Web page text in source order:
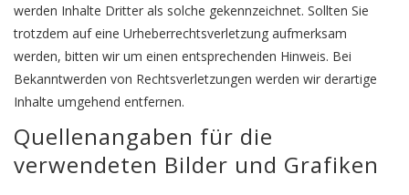
werden Inhalte Dritter als solche gekennzeichnet. Sollten Sie
trotzdem auf eine Urheberrechtsverletzung aufmerksam
werden, bitten wir um einen entsprechenden Hinweis. Bei
Bekanntwerden von Rechtsverletzungen werden wir derartige
Inhalte umgehend entfernen.
Quellenangaben für die
verwendeten Bilder und Grafiken